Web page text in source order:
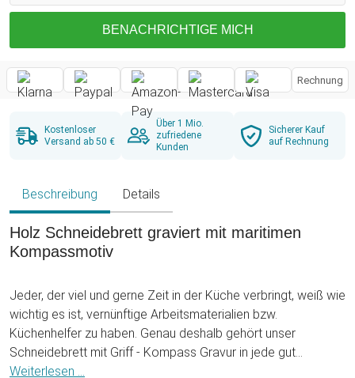
BENACHRICHTIGE MICH
Rechnung
Kostenloser
Versand ab 50 €
Über 1 Mio.
zufriedene
Kunden
Sicherer Kauf
auf Rechnung
Beschreibung Details
Holz Schneidebrett graviert mit maritimen
Kompassmotiv
Jeder, der viel und gerne Zeit in der Küche verbringt, weiß wie
wichtig es ist, vernünftige Arbeitsmaterialien bzw.
Küchenhelfer zu haben. Genau deshalb gehört unser
Schneidebrett mit Griff - Kompass Gravur in jede gut
ausgestattete Küche! Das hochwertige Schneidebrett
Weiterlesen ...